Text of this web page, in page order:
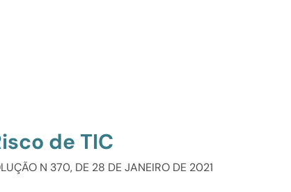
de TIC
N 370, DE 28 DE JANEIRO DE 2021